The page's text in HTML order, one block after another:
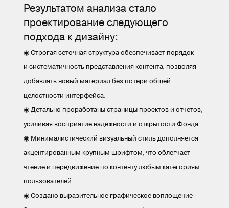
Результатом анализа стало
проектирование следующего
подхода к дизайну:
◉ Строгая сеточная структура обеспечивает порядок
и систематичность представления контента, позволяя
добавлять новый материал без потери общей
целостности интерфейса.
◉ Детально проработаны страницы проектов и отчетов,
усиливая восприятие надежности и открытости Фонда.
◉ Минималистический визуальный стиль дополняется
акцентированным крупным шрифтом, что облегчает
чтение и передвижение по контенту любым категориям
пользователей.
◉ Создано выразительное графическое воплощение